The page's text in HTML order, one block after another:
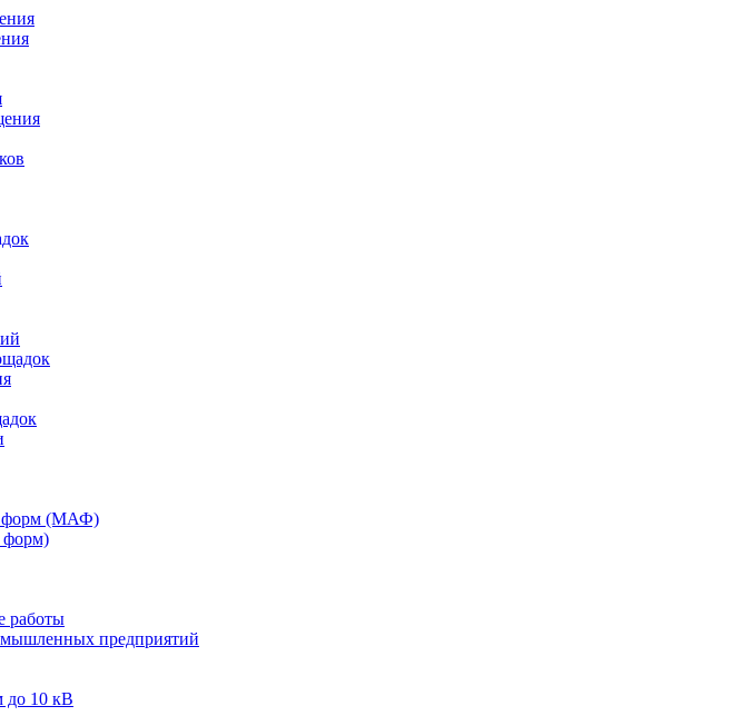
форм (МАФ)
форм)
работы
предприятий
до 10 кВ